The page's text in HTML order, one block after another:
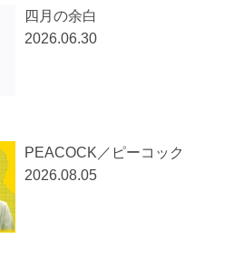
四月の余白
2026.06.30
PEACOCK／ピーコック
2026.08.05